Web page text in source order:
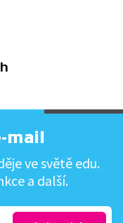
mail
ve světě edu.
a další.